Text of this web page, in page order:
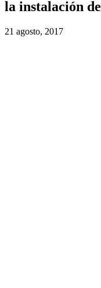
la instalación
21 agosto, 2017